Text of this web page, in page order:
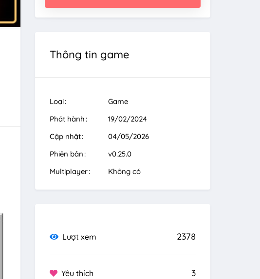
Thông tin game
Loại
Game
Phát hành
19/02/2024
Cập nhật
04/05/2026
Phiên bản
v0.25.0
Multiplayer
Không có
Lượt xem 2378
Yêu thích 3